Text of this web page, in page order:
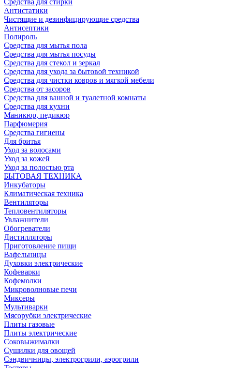
Средства для стирки
Антистатики
Чистящие и дезинфицирующие средства
Антисептики
Полироль
Средства для мытья пола
Средства для мытья посуды
Средства для стекол и зеркал
Средства для ухода за бытовой техникой
Средства для чистки ковров и мягкой мебели
Средства от засоров
Средства для ванной и туалетной комнаты
Средства для кухни
Маникюр, педикюр
Парфюмерия
Средства гигиены
Для бритья
Уход за волосами
Уход за кожей
Уход за полостью рта
БЫТОВАЯ ТЕХНИКА
Инкубаторы
Климатическая техника
Вентиляторы
Тепловентиляторы
Увлажнители
Обогреватели
Дистилляторы
Приготовление пищи
Вафельницы
Духовки электрические
Кофеварки
Кофемолки
Микроволновые печи
Миксеры
Мультиварки
Мясорубки электрические
Плиты газовые
Плиты электрические
Соковыжималки
Сушилки для овощей
Сэндвичницы, электрогрили, аэрогрили